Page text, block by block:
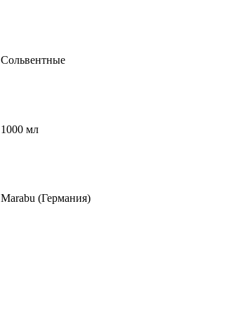
Сольвентные
1000 мл
Marabu (Германия)